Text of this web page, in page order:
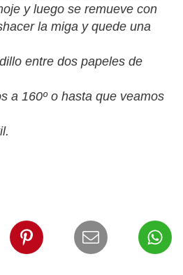
y luego se remueve con
la miga y quede una
entre dos papeles de
a 160º o hasta que veamos